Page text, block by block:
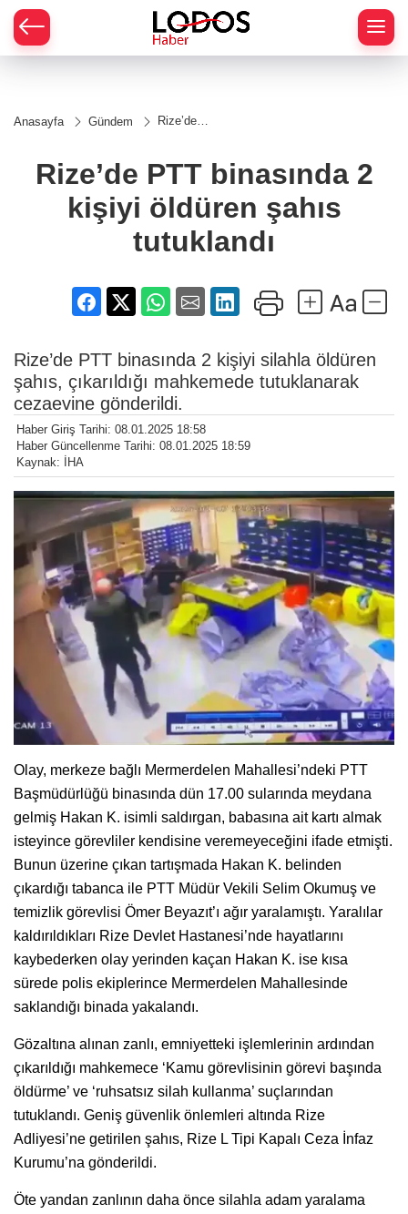
Anasayfa Gündem
Rize’de
2 kişiyi
öldüren
tutuklandı
Rize’de PTT binasında 2
kişiyi öldüren şahıs
tutuklandı
Rize’de PTT binasında 2 kişiyi silahla öldüren
şahıs, çıkarıldığı mahkemede tutuklanarak
cezaevine gönderildi.
Haber Giriş Tarihi: 08.01.2025 18:58
Haber Güncellenme Tarihi: 08.01.2025 18:59
Kaynak: İHA
Olay, merkeze bağlı Mermerdelen Mahallesi’ndeki PTT
Başmüdürlüğü binasında dün 17.00 sularında meydana
gelmiş Hakan K. isimli saldırgan, babasına ait kartı almak
isteyince görevliler kendisine veremeyeceğini ifade etmişti.
Bunun üzerine çıkan tartışmada Hakan K. belinden
çıkardığı tabanca ile PTT Müdür Vekili Selim Okumuş ve
temizlik görevlisi Ömer Beyazıt’ı ağır yaralamıştı. Yaralılar
kaldırıldıkları Rize Devlet Hastanesi’nde hayatlarını
kaybederken olay yerinden kaçan Hakan K. ise kısa
sürede polis ekiplerince Mermerdelen Mahallesinde
saklandığı binada yakalandı.
Gözaltına alınan zanlı, emniyetteki işlemlerinin ardından
çıkarıldığı mahkemece ‘Kamu görevlisinin görevi başında
öldürme’ ve ‘ruhsatsız silah kullanma’ suçlarından
tutuklandı. Geniş güvenlik önlemleri altında Rize
Adliyesi’ne getirilen şahıs, Rize L Tipi Kapalı Ceza İnfaz
Kurumu’na gönderildi.
Öte yandan zanlının daha önce silahla adam yaralama